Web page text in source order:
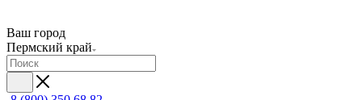
Ваш город
Пермский край